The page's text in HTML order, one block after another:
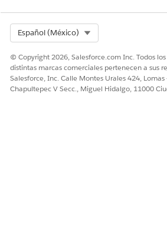
Español (México)
© Copyright 2026, Salesforce.com Inc. Todos
distintas marcas comerciales pertenecen a sus
Salesforce, Inc. Calle Montes Urales 424, Lomas
Chapultepec V Secc., Miguel Hidalgo, 11000